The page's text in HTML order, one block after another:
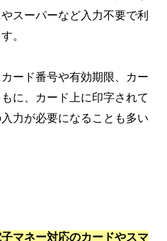
スーパーなど入力不要で利
。
ード番号や有効期限、カー
に、カード上に印字されて
力が必要になることも多い
マネー対応のカードやスマ